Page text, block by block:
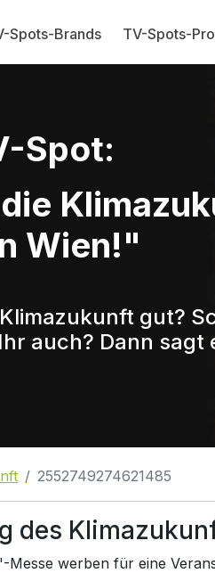
Spots-Brands TV-Spots-
Spot:
Wien!"
gut?
auch? Dann sagt
2552749274621485
des
werben für eine